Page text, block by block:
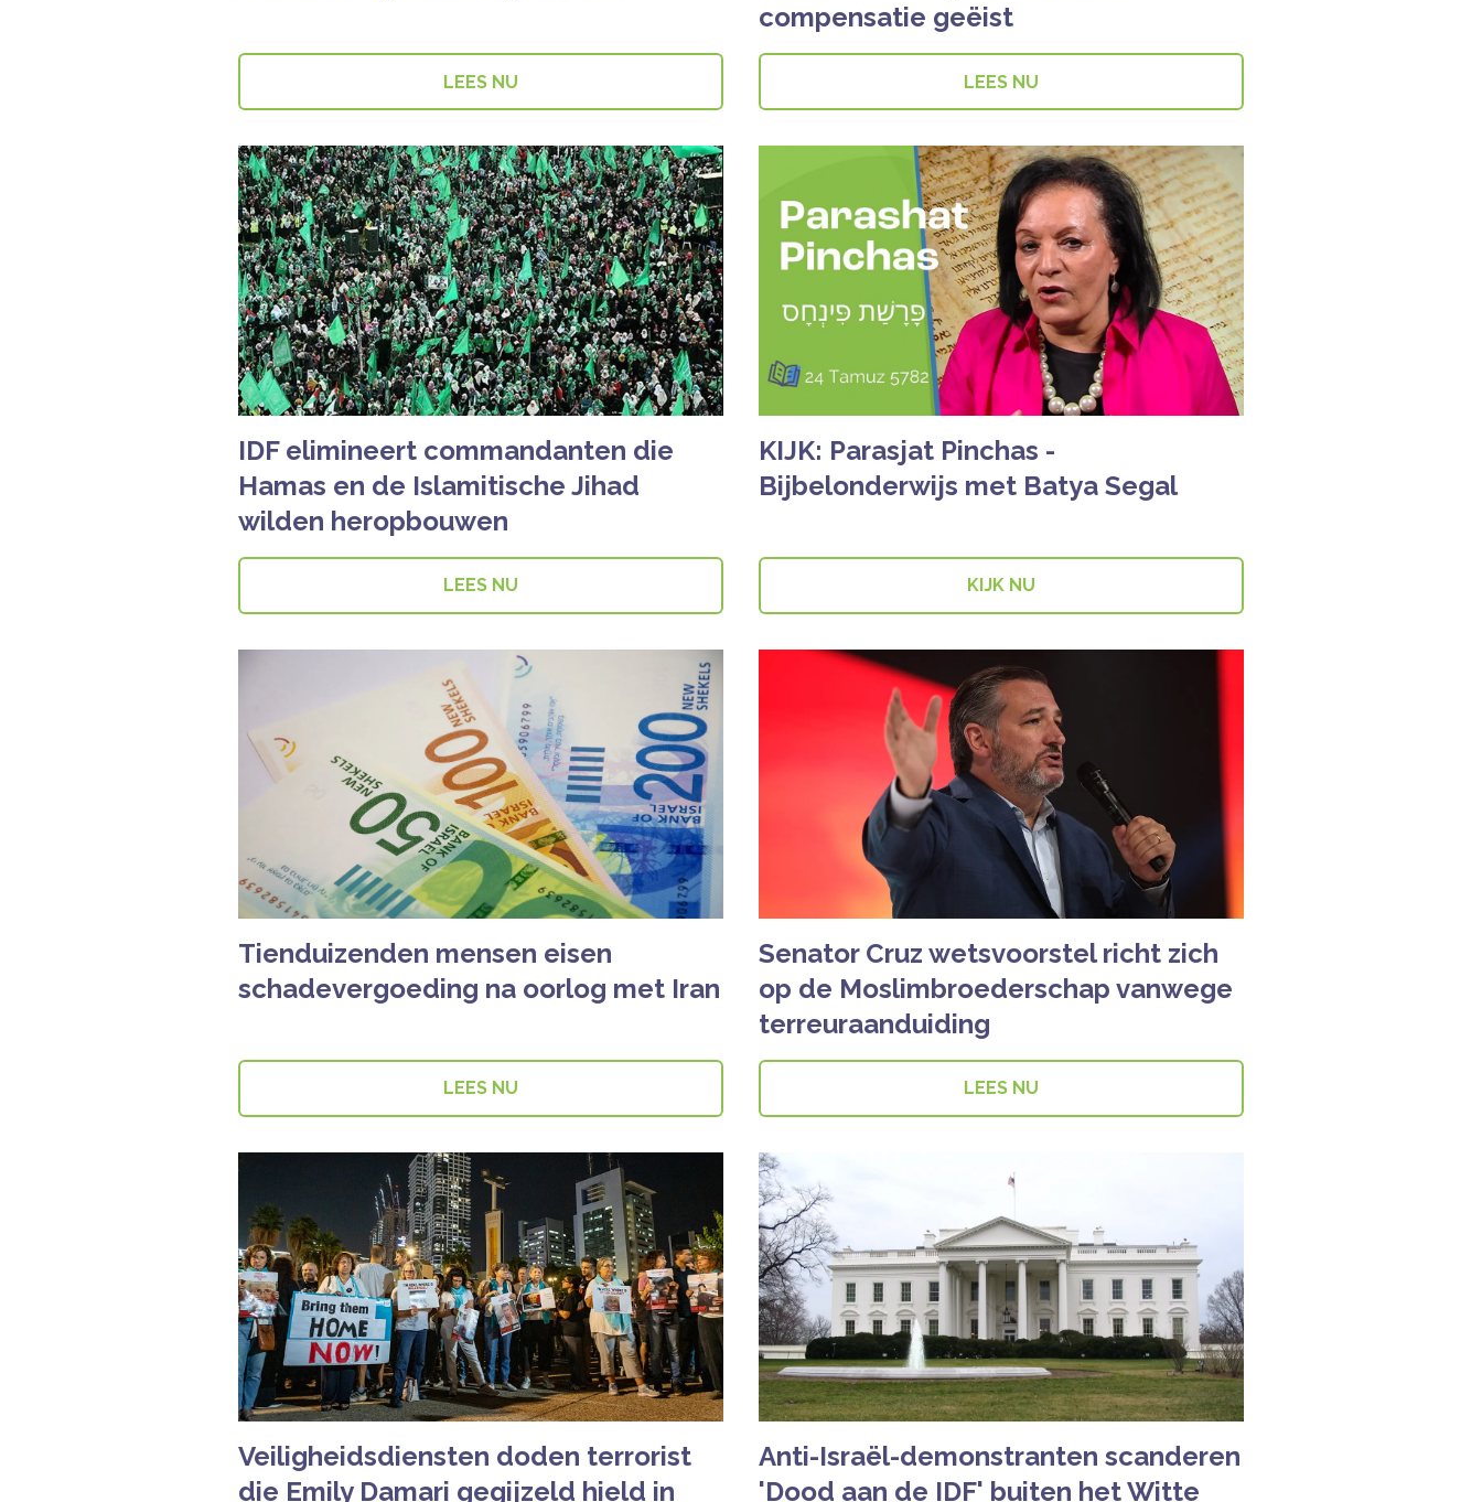
LEES NU
compensatie geëist
LEES NU
IDF elimineert commandanten die
Hamas en de Islamitische Jihad
wilden heropbouwen
LEES NU
KIJK: Parasjat Pinchas -
Bijbelonderwijs met Batya Segal
KIJK NU
Tienduizenden mensen eisen
schadevergoeding na oorlog met Iran
LEES NU
Senator Cruz wetsvoorstel richt zich
op de Moslimbroederschap vanwege
terreuraanduiding
LEES NU
Veiligheidsdiensten doden terrorist
die Emily Damari gegijzeld hield in
Anti-Israël-demonstranten scanderen
'Dood aan de IDF' buiten het Witte